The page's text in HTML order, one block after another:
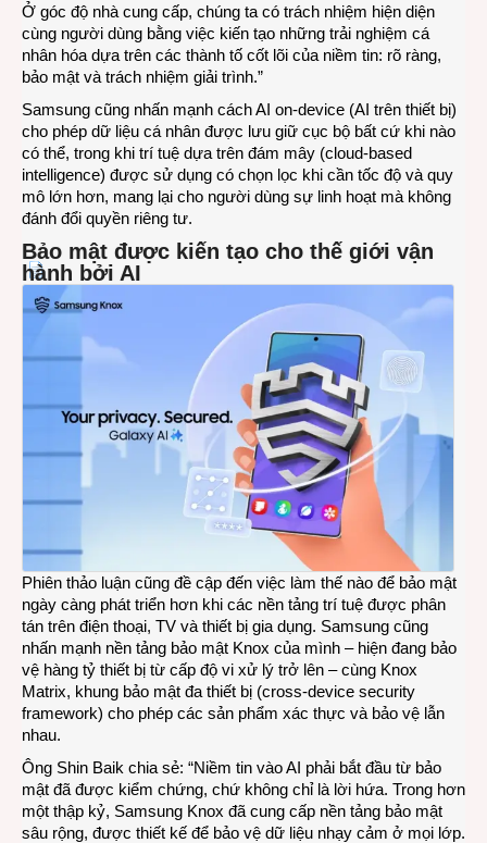
Ở góc độ nhà cung cấp, chúng ta có trách nhiệm hiện diện
cùng người dùng bằng việc kiến tạo những trải nghiệm cá
nhân hóa dựa trên các thành tố cốt lõi của niềm tin: rõ ràng,
bảo mật và trách nhiệm giải trình.”
Samsung cũng nhấn mạnh cách AI on-device (AI trên thiết bị)
cho phép dữ liệu cá nhân được lưu giữ cục bộ bất cứ khi nào
có thể, trong khi trí tuệ dựa trên đám mây (cloud-based
intelligence) được sử dụng có chọn lọc khi cần tốc độ và quy
mô lớn hơn, mang lại cho người dùng sự linh hoạt mà không
đánh đổi quyền riêng tư.
Bảo mật được kiến tạo cho thế giới vận
hành bởi AI
Phiên thảo luận cũng đề cập đến việc làm thế nào để bảo mật
ngày càng phát triển hơn khi các nền tảng trí tuệ được phân
tán trên điện thoại, TV và thiết bị gia dụng. Samsung cũng
nhấn mạnh nền tảng bảo mật Knox của mình – hiện đang bảo
vệ hàng tỷ thiết bị từ cấp độ vi xử lý trở lên – cùng Knox
Matrix, khung bảo mật đa thiết bị (cross-device security
framework) cho phép các sản phẩm xác thực và bảo vệ lẫn
nhau.
Ông Shin Baik chia sẻ: “Niềm tin vào AI phải bắt đầu từ bảo
mật đã được kiểm chứng, chứ không chỉ là lời hứa. Trong hơn
một thập kỷ, Samsung Knox đã cung cấp nền tảng bảo mật
sâu rộng, được thiết kế để bảo vệ dữ liệu nhạy cảm ở mọi lớp.